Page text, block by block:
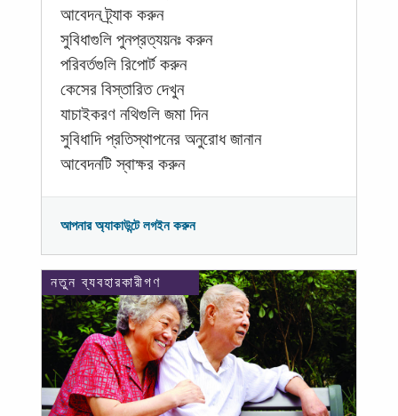
আবেদন ট্র্যাক করুন
সুবিধাগুলি পুনপ্রত্যয়নঃ করুন
পরিবর্তগুলি রিপোর্ট করুন
কেসের বিস্তারিত দেখুন
যাচাইকরণ নথিগুলি জমা দিন
সুবিধাদি প্রতিস্থাপনের অনুরোধ জানান
আবেদনটি স্বাক্ষর করুন
আপনার অ্যাকাউন্টে লগইন করুন
নতুন ব্যবহারকারীগণ